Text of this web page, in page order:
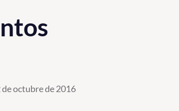
de octubre de 2016